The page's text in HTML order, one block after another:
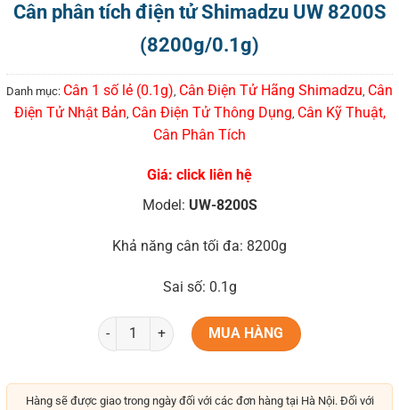
Cân phân tích điện tử Shimadzu UW 8200S
(8200g/0.1g)
Danh mục: Cân 1 số lẻ (0.1g), Cân Điện Tử Hãng Shimadzu, Cân
Điện Tử Nhật Bản, Cân Điện Tử Thông Dụng, Cân Kỹ Thuật,
Cân Phân Tích
Giá: click liên hệ
Model: UW-8200S
Khả năng cân tối đa: 8200g
Sai số: 0.1g
MUA HÀNG
Hàng sẽ được giao trong ngày đối với các đơn hàng tại Hà Nội. Đối với